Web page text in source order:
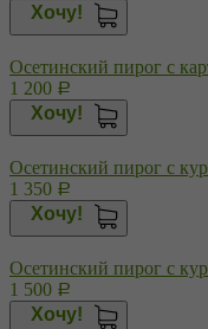
Хочу!
Осетинский пирог с
1 200 Р
Хочу!
Осетинский пирог с
1 350 Р
Хочу!
Осетинский пирог с
1 500 Р
Хочу!